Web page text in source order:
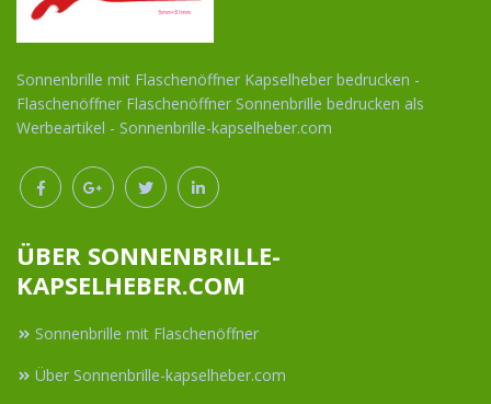
Sonnenbrille mit Flaschenöffner Kapselheber bedrucken -
Flaschenöffner Flaschenöffner Sonnenbrille bedrucken als
Werbeartikel - Sonnenbrille-kapselheber.com
ÜBER SONNENBRILLE-
KAPSELHEBER.COM
Sonnenbrille mit Flaschenöffner
Über Sonnenbrille-kapselheber.com